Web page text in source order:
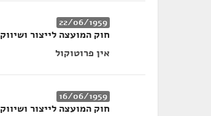
22/06/1959
חוק המועצה לייצור ושיווק
אין פרוטוקול
16/06/1959
חוק המועצה לייצור ושיווק